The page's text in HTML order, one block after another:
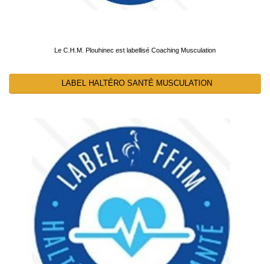
Le C.H.M. Plouhinec est labellisé Coaching Musculation
LABEL HALTÉRO SANTÉ MUSCULATION